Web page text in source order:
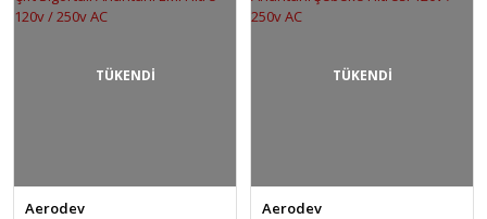
TÜKENDİ
Aerodev
TÜKENDİ
Aerodev